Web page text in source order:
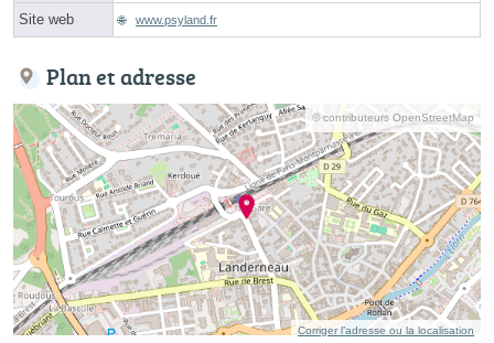
Site web www.psyland.fr
Plan et adresse
© contributeurs OpenStreetMap
Corriger l’adresse ou la localisation